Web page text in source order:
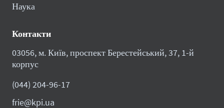
Наука
Контакти
03056, м. Київ, проспект Берестейський, 37, 1-й
корпус
(044) 204-96-17
frie@kpi.ua